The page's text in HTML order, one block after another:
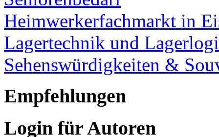
Heimwerkerfachmarkt in
Lagertechnik und
Sehenswürdigkeiten &
Empfehlungen
Login für Autoren